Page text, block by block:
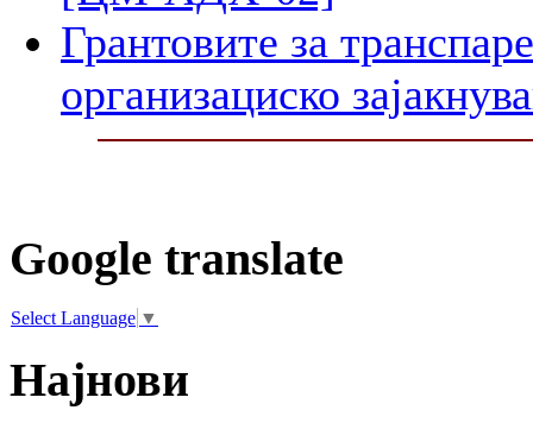
Грантовите за
организациско
Google translate
Select Language ▼
Најнови